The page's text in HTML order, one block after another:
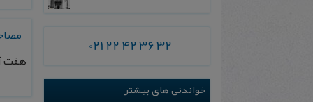
هفت آسمان،
021 22 42 36 32
خواندنی های بیشتر